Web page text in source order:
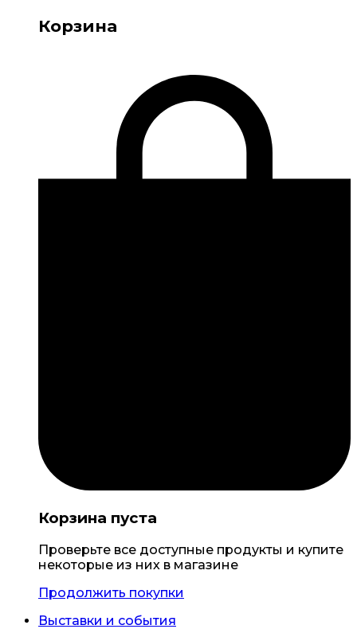
Корзина
Корзина пуста
Проверьте все доступные продукты и купите
некоторые из них в магазине
Продолжить покупки
Выставки и события